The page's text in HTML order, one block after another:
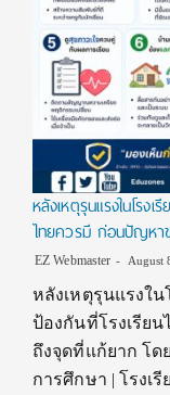
หลังเหตุรุนแรงในโรงเ
ไทยควรมี ก่อนปัญหา
EZ Webmaster August
หลังเหตุรุนแรงใน
ป้องกันที่โรงเรีย
ถึงจุดที่แก้ยาก โด
การศึกษา | โรงเ